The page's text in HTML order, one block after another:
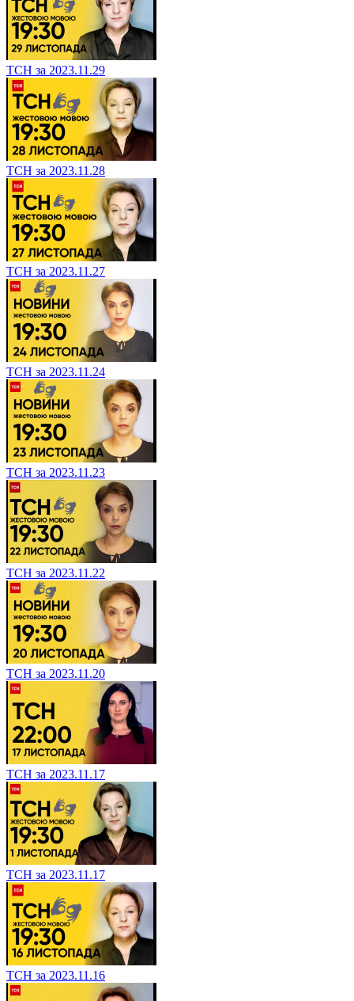
ТСН за 2023.11.29
ТСН за 2023.11.28
ТСН за 2023.11.27
ТСН за 2023.11.24
ТСН за 2023.11.23
ТСН за 2023.11.22
ТСН за 2023.11.20
ТСН за 2023.11.17
ТСН за 2023.11.17
ТСН за 2023.11.16